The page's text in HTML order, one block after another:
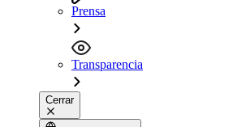
Prensa
Transparencia
Cerrar